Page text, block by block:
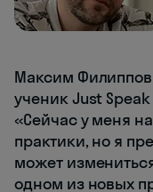
Максим Филиппов
ученик Just
«Сейчас у меня
практики, но я
может
одном из новых